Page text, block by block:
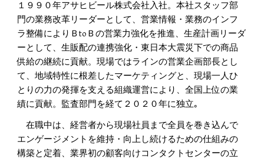
１９９０年アサヒビール株式会社入社。本社スタッフ部
門の業務改革リーダーとして、営業情報・業務のインフ
ラ整備によりＢtoＢの営業力強化を推進、生産計画リーダ
ーとして、生販配の連携強化・東日本大震災下での商品
供給の継続に貢献。現場ではラインの営業企画部長とし
て、地域特性に根差したマーケティングと、現場一人ひ
とりの力の発揮を支える組織運営により、全国上位の業
績に貢献。監査部門を経て２０２０年に独立｡
在職中は、経営者から現場社員まで全員を巻き込んで
エンゲージメントを維持・向上し続けるための仕組みの
構築と定着、業界初の顧客向けコンタクトセンターの立